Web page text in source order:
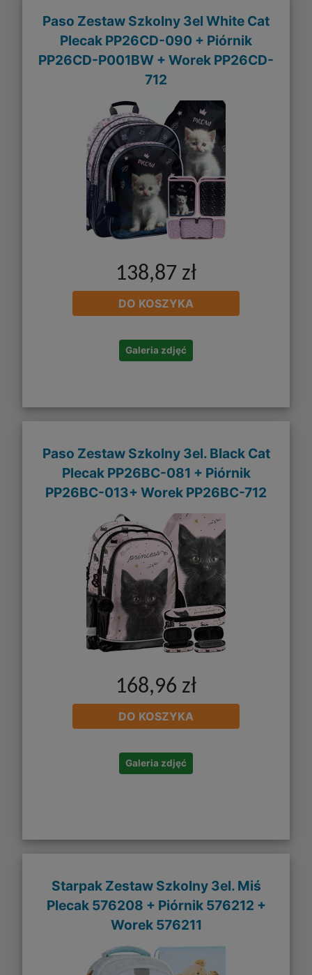
Paso Zestaw Szkolny 3el White Cat
Plecak PP26CD-090 + Piórnik
PP26CD-P001BW + Worek PP26CD-
712
138,87 zł
DO KOSZYKA
Galeria zdjęć
Paso Zestaw Szkolny 3el. Black Cat
Plecak PP26BC-081 + Piórnik
PP26BC-013+ Worek PP26BC-712
168,96 zł
DO KOSZYKA
Galeria zdjęć
Starpak Zestaw Szkolny 3el. Miś
Plecak 576208 + Piórnik 576212 +
Worek 576211